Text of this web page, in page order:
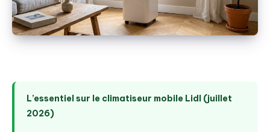
L’essentiel sur le climatiseur mobile Lidl (juillet
2026)